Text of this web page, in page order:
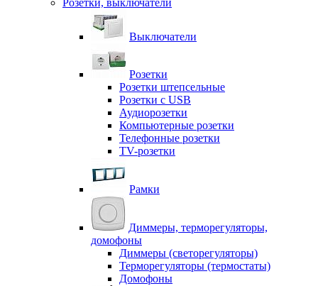
Розетки, выключатели
Выключатели
Розетки
Розетки штепсельные
Розетки с USB
Аудиорозетки
Компьютерные розетки
Телефонные розетки
TV-розетки
Рамки
Диммеры, терморегуляторы,
домофоны
Диммеры (светорегуляторы)
Терморегуляторы (термостаты)
Домофоны